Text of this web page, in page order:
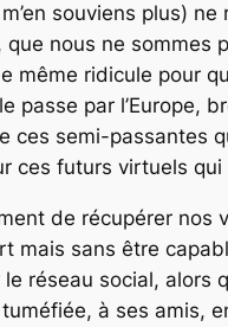
souviens plus)
nous ne sommes
même ridicule pour
passe par l’Europe,
semi-passantes
ces futurs virtuels qui
de récupérer nos
mais sans être
réseau social, alors
à ses amis,